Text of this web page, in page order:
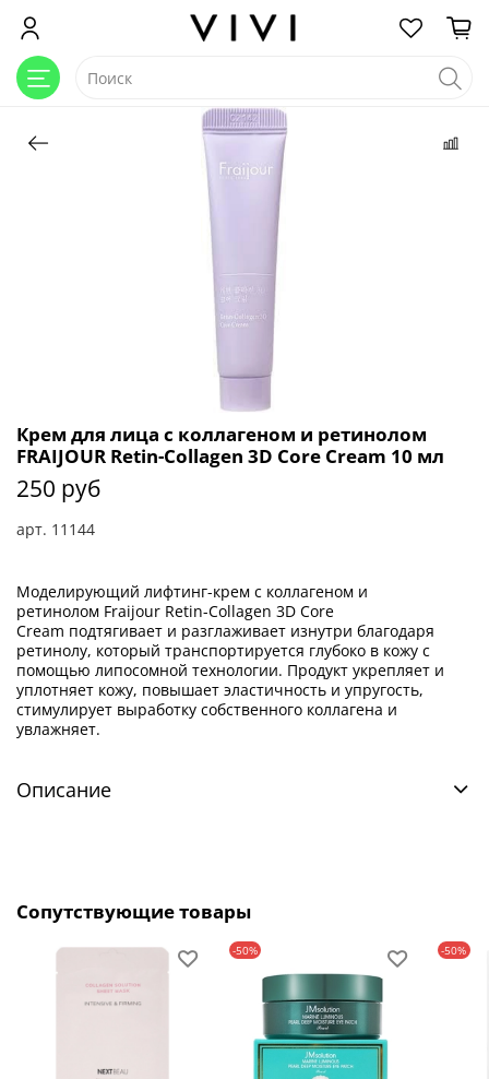
арт. 11144
Крем для лица с коллагеном и ретинолом
FRAIJOUR Retin-Collagen 3D Core Cream 10 мл
250 руб
Моделирующий лифтинг-крем c коллагеном и
ретинолом Fraijour Retin-Collagen 3D Core
Cream подтягивает и разглаживает изнутри благодаря
ретинолу, который транспортируется глубоко в кожу с
помощью липосомной технологии. Продукт укрепляет и
уплотняет кожу, повышает эластичность и упругость,
стимулирует выработку собственного коллагена и
увлажняет.
Описание
Сопутствующие товары
-50% -50%